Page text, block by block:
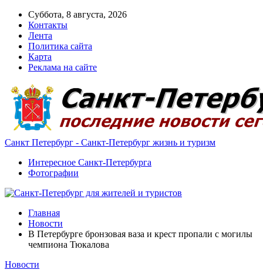
Суббота, 8 августа, 2026
Контакты
Лента
Политика сайта
Карта
Реклама на сайте
Санкт Петербург - Санкт-Петербург жизнь и туризм
Интересное Санкт-Петербурга
Фотографии
Главная
Новости
В Петербурге бронзовая ваза и крест пропали с могилы
чемпиона Тюкалова
Новости